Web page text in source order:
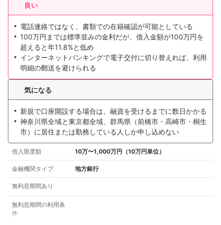
良い
電話連絡ではなく、書類での在籍確認が可能としている
100万円までは標準並みの金利だが、借入金額が100万円を
超えると年11.8%と低め
インターネットバンキングで電子交付に切り替えれば、利用
明細の郵送を避けられる
気になる
新規で口座開設する場合は、融資を受けるまでに数日かかる
神奈川県全域と東京都全域、群馬県（前橋市・高崎市・桐生
市）に居住または勤務している人しか申し込めない
借入限度額 10万〜1,000万円（10万円単位）
金融機関タイプ 地方銀行
無利息期間あり
無利息期間の利用条
件